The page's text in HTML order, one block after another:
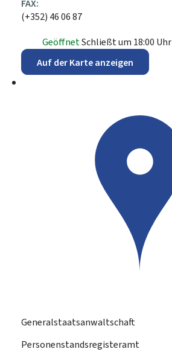
FAX:
(+352) 46 06 87
GeöffnetSchließt um 18:00 Uhr
Auf der Karte anzeigen
Generalstaatsanwaltschaft
Personenstandsregisteramt